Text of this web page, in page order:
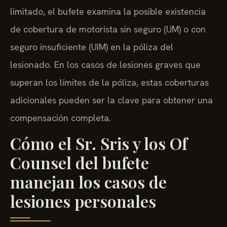
limitado, el bufete examina la posible existencia
de cobertura de motorista sin seguro (UM) o con
seguro insuficiente (UIM) en la póliza del
lesionado. En los casos de lesiones graves que
superan los límites de la póliza, estas coberturas
adicionales pueden ser la clave para obtener una
compensación completa.
Cómo el Sr. Sris y los Of
Counsel del bufete
manejan los casos de
lesiones personales